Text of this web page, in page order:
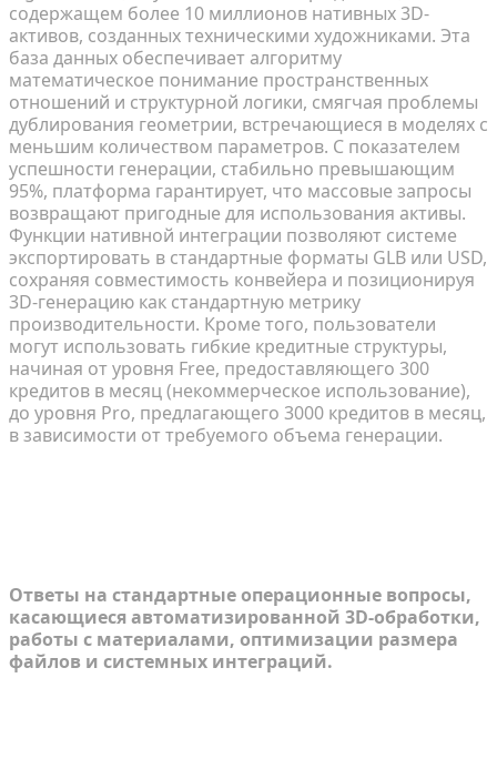
содержащем более 10 миллионов нативных 3D-
активов, созданных техническими художниками. Эта
база данных обеспечивает алгоритму
математическое понимание пространственных
отношений и структурной логики, смягчая проблемы
дублирования геометрии, встречающиеся в моделях с
меньшим количеством параметров. С показателем
успешности генерации, стабильно превышающим
95%, платформа гарантирует, что массовые запросы
возвращают пригодные для использования активы.
Функции нативной интеграции позволяют системе
экспортировать в стандартные форматы GLB или USD,
сохраняя совместимость конвейера и позиционируя
3D-генерацию как стандартную метрику
производительности. Кроме того, пользователи
могут использовать гибкие кредитные структуры,
начиная от уровня Free, предоставляющего 300
кредитов в месяц (некоммерческое использование),
до уровня Pro, предлагающего 3000 кредитов в месяц,
в зависимости от требуемого объема генерации.
Ответы на стандартные операционные вопросы,
касающиеся автоматизированной 3D-обработки,
работы с материалами, оптимизации размера
файлов и системных интеграций.